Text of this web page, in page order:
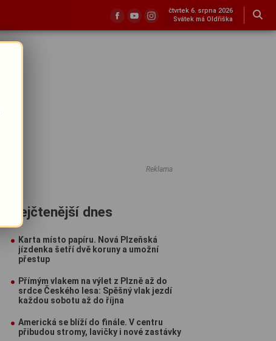
čtvrtek 6. srpna 2026
Svátek má Oldřiška
Reklama
Nejčtenější dnes
Karta místo papíru. Nová Plzeňská
jízdenka šetří dvě koruny a umožní
přestup
Přímým vlakem na výlet z Plzně až do
srdce Českého lesa: Spěšný vlak jezdí
každou sobotu až do října
Americká se blíží do finále. V centru
přibudou stromy, lavičky i nové zastávky